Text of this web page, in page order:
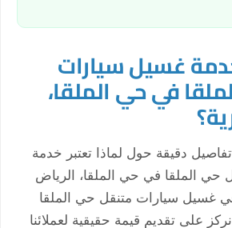
خدمة غسيل سيارات
في حي الملقا،
دقيقة حول لماذا تعتبر خدمة
الملقا في حي الملقا، الرياض
غسيل سيارات متنقل حي الملقا
على تقديم قيمة حقيقية لعملائنا